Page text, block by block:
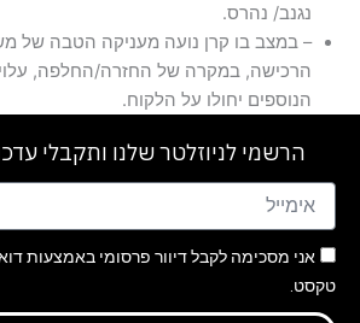
נגנב/ נהרס.
– במצב בו קרן נועה מעניקה הטבה של
הרכישה, במקרה של החזרה/החלפה,
הנוספים יחולו על הלקוח.
הרשמי לניוזלטר שלנו ותקבלי
אני מסכימה לקבל דיוור פרסומי באמצעות
טקסט.